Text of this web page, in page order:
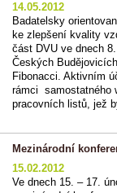
14.05.2012
Badatelsky
ke zlepšení kvality
část DVU ve dnech
Českých
Fibonacci. Aktivním
rámci samostatného
pracovních listů, jež
Mezinárodní
15.02.2012
Ve dnech 15. – 17.